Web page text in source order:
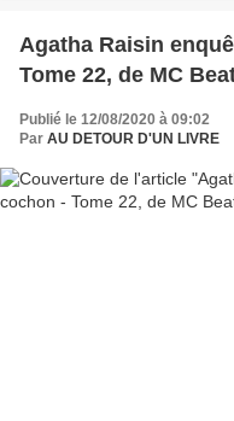
Agatha Raisin
Tome 22, de MC
Publié le 12/08/2020 à 09:02
Par AU DETOUR D'UN LIVRE